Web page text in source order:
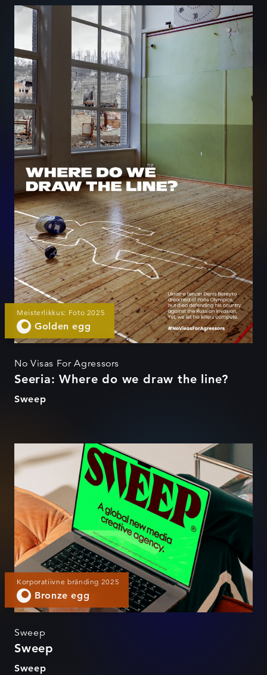
Seeria: Where do we draw the
line?
Meisterlikkus: Foto 2025
Golden egg
No Visas For Agressors
Seeria: Where do we draw the line?
Sweep
Sweep
Korporatiivne bränding 2025
Bronze egg
Sweep
Sweep
Sweep